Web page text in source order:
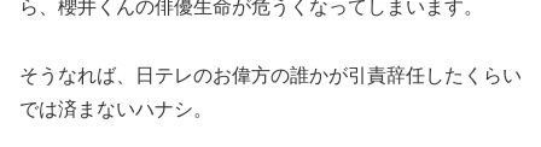
ら、櫻井くんの俳優生命が危うくなってしまいます。
そうなれば、日テレのお偉方の誰かが引責辞任したくらい
では済まないハナシ。